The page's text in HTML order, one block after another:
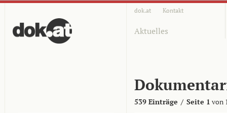
dok.at Kontakt
Aktuelles
539 Einträge / Seite 1 von